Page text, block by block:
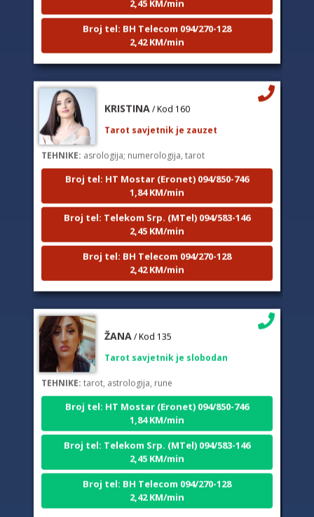
Broj tel: BH Telecom 094/270-128
2,42 KM/min
TEHNIKE:asrologija; numerologija, tarot
Broj tel: HT Mostar (Eronet) 094/850-746
1,84 KM/min
Broj tel: Telekom Srp. (MTel) 094/583-146
2,45 KM/min
Broj tel: BH Telecom 094/270-128
2,42 KM/min
TEHNIKE:tarot, astrologija, rune
Broj tel: HT Mostar (Eronet) 094/850-746
1,84 KM/min
Broj tel: Telekom Srp. (MTel) 094/583-146
2,45 KM/min
Broj tel: BH Telecom 094/270-128
2,42 KM/min